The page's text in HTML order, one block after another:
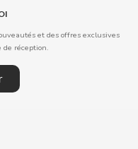
et des offres exclusives
réception.